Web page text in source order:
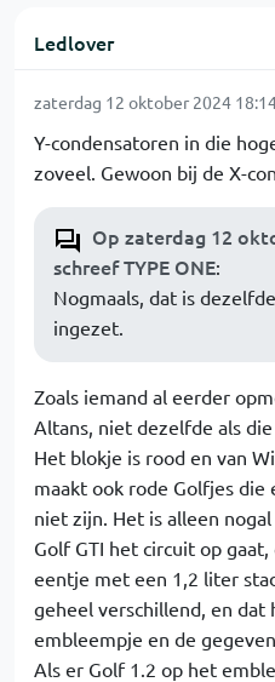
Ledlover
zaterdag 12 oktober 2024
Y-condensatoren in die
zoveel. Gewoon bij de X-
Op zaterdag 12
schreef TYPE ONE:
Nogmaals, dat is
ingezet.
Zoals iemand al eerder
Altans, niet dezelfde als
Het blokje is rood en van
maakt ook rode Golfjes
niet zijn. Het is alleen
Golf GTI het circuit op
eentje met een 1,2 liter
geheel verschillend, en dat
embleempje en de
Als er Golf 1.2 op het